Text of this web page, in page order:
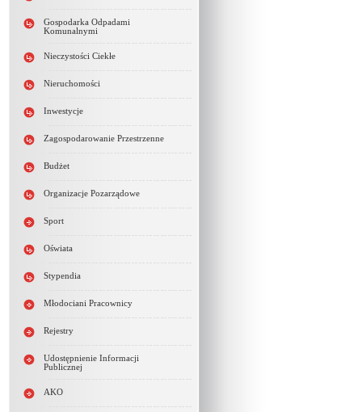
Gospodarka Odpadami
Komunalnymi
Nieczystości Ciekłe
Nieruchomości
Inwestycje
Zagospodarowanie Przestrzenne
Budżet
Organizacje Pozarządowe
Sport
Oświata
Stypendia
Młodociani Pracownicy
Rejestry
Udostępnienie Informacji
Publicznej
AKO